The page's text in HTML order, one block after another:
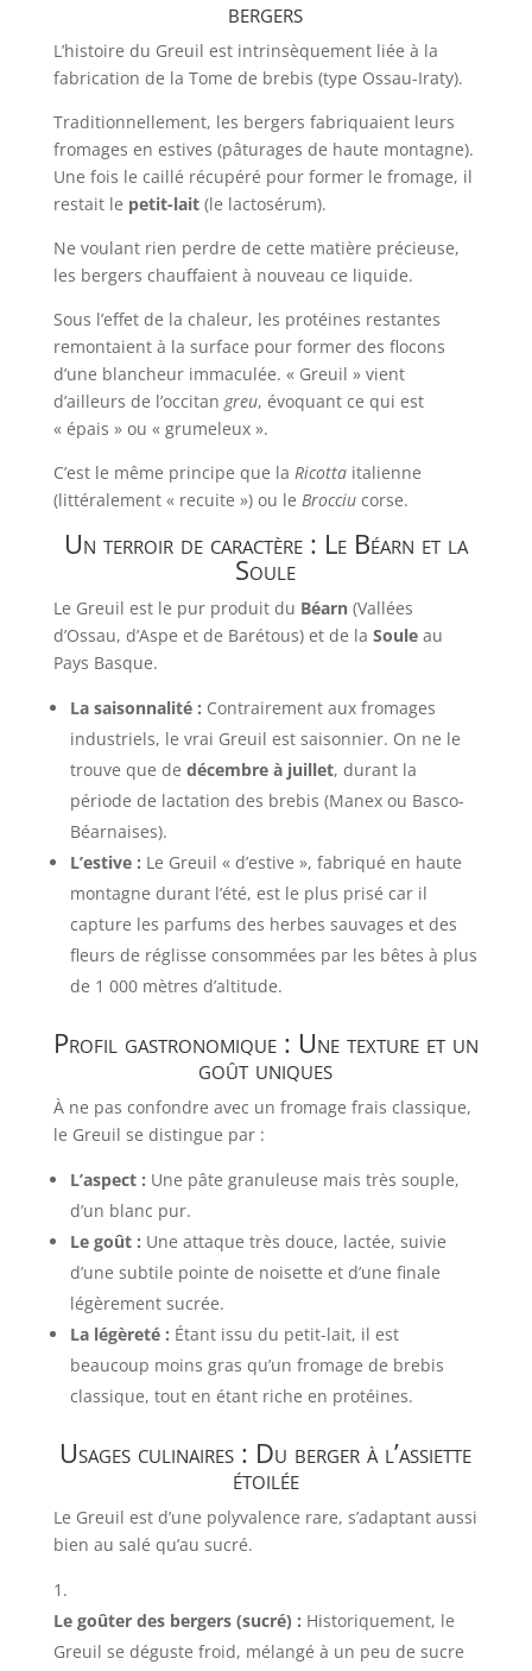
bergers
L’histoire du Greuil est intrinsèquement liée à la
fabrication de la Tome de brebis (type Ossau-Iraty).
Traditionnellement, les bergers fabriquaient leurs
fromages en estives (pâturages de haute montagne).
Une fois le caillé récupéré pour former le fromage, il
restait le petit-lait(le lactosérum).
Ne voulant rien perdre de cette matière précieuse,
les bergers chauffaient à nouveau ce liquide.
Sous l’effet de la chaleur, les protéines restantes
remontaient à la surface pour former des flocons
d’une blancheur immaculée. « Greuil » vient
d’ailleurs de l’occitan greu, évoquant ce qui est
« épais » ou « grumeleux ».
C’est le même principe que la Ricottaitalienne
(littéralement « recuite ») ou le Brocciucorse.
Un terroir de caractère : Le Béarn et la
Soule
Le Greuil est le pur produit du Béarn(Vallées
d’Ossau, d’Aspe et de Barétous) et de la Souleau
Pays Basque.
La saisonnalité : Contrairement aux fromages
industriels, le vrai Greuil est saisonnier. On ne le
trouve que de décembre à juillet, durant la
période de lactation des brebis (Manex ou Basco-
Béarnaises).
L’estive : Le Greuil « d’estive », fabriqué en haute
montagne durant l’été, est le plus prisé car il
capture les parfums des herbes sauvages et des
fleurs de réglisse consommées par les bêtes à plus
de 1 000 mètres d’altitude.
Profil gastronomique : Une texture et un
goût uniques
À ne pas confondre avec un fromage frais classique,
le Greuil se distingue par :
L’aspect : Une pâte granuleuse mais très souple,
d’un blanc pur.
Le goût : Une attaque très douce, lactée, suivie
d’une subtile pointe de noisette et d’une finale
légèrement sucrée.
La légèreté : Étant issu du petit-lait, il est
beaucoup moins gras qu’un fromage de brebis
classique, tout en étant riche en protéines.
Usages culinaires : Du berger à l’assiette
étoilée
Le Greuil est d’une polyvalence rare, s’adaptant aussi
bien au salé qu’au sucré.
Le goûter des bergers (sucré) : Historiquement, le
Greuil se déguste froid, mélangé à un peu de sucre